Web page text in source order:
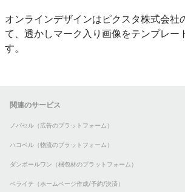
オンラインデザインはピクスタ株式会社
て、透かしマーク入り画像をテンプレー
す。
関連のサービス
ノバセル（広告のプラットフォーム）
ハコベル（物流のプラットフォーム）
ダンボールワン（梱包材のプラットフォーム）
ペライチ（ホームページ作成/予約/決済）